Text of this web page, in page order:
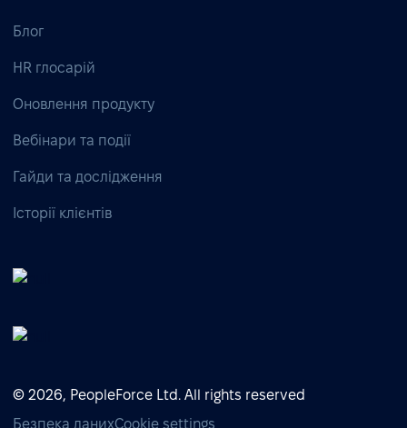
Блог
HR глосарій
Оновлення продукту
Вебінари та події
Гайди та дослідження
Історії клієнтів
© 2026, PeopleForce Ltd. All rights reserved
Безпека данихCookie settings